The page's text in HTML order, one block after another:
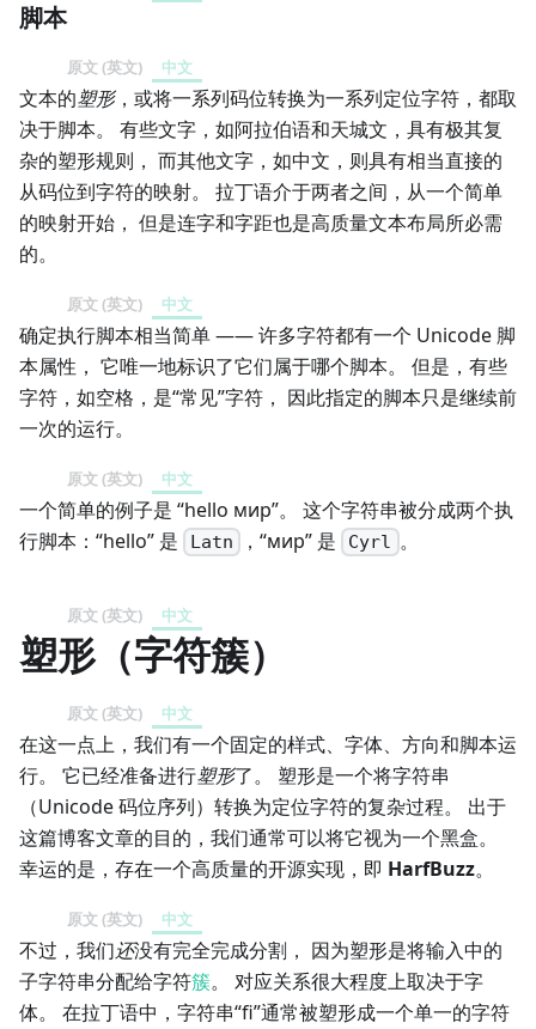
脚本
原文 (英文) 中文
文本的塑形，或将一系列码位转换为一系列定位字符，都取
决于脚本。 有些文字，如阿拉伯语和天城文，具有极其复
杂的塑形规则， 而其他文字，如中文，则具有相当直接的
从码位到字符的映射。 拉丁语介于两者之间，从一个简单
的映射开始， 但是连字和字距也是高质量文本布局所必需
的。
原文 (英文) 中文
确定执行脚本相当简单 —— 许多字符都有一个 Unicode 脚
本属性， 它唯一地标识了它们属于哪个脚本。 但是，有些
字符，如空格，是“常见”字符， 因此指定的脚本只是继续前
一次的运行。
原文 (英文) 中文
一个简单的例子是 “hello мир”。 这个字符串被分成两个执
行脚本：“hello” 是
Latn ，“мир” 是 Cyrl 。
原文 (英文) 中文
塑形（字符簇）
原文 (英文) 中文
在这一点上，我们有一个固定的样式、字体、方向和脚本运
行。 它已经准备进行塑形了。 塑形是一个将字符串
（Unicode 码位序列）转换为定位字符的复杂过程。 出于
这篇博客文章的目的，我们通常可以将它视为一个黑盒。
幸运的是，存在一个高质量的开源实现，即 HarfBuzz。
原文 (英文) 中文
不过，我们还没有完全完成分割， 因为塑形是将输入中的
子字符串分配给字符簇。 对应关系很大程度上取决于字
体。 在拉丁语中，字符串“fi”通常被塑形成一个单一的字符